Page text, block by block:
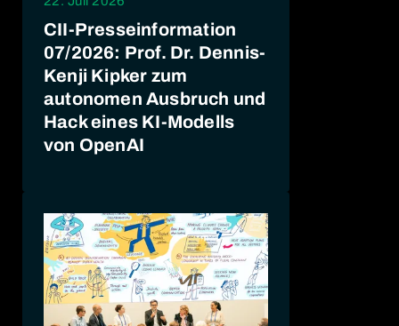
CII-Presseinformation
07/2026: Prof. Dr. Dennis-
Kenji Kipker zum
autonomen Ausbruch und
Hack eines KI-Modells
von OpenAI